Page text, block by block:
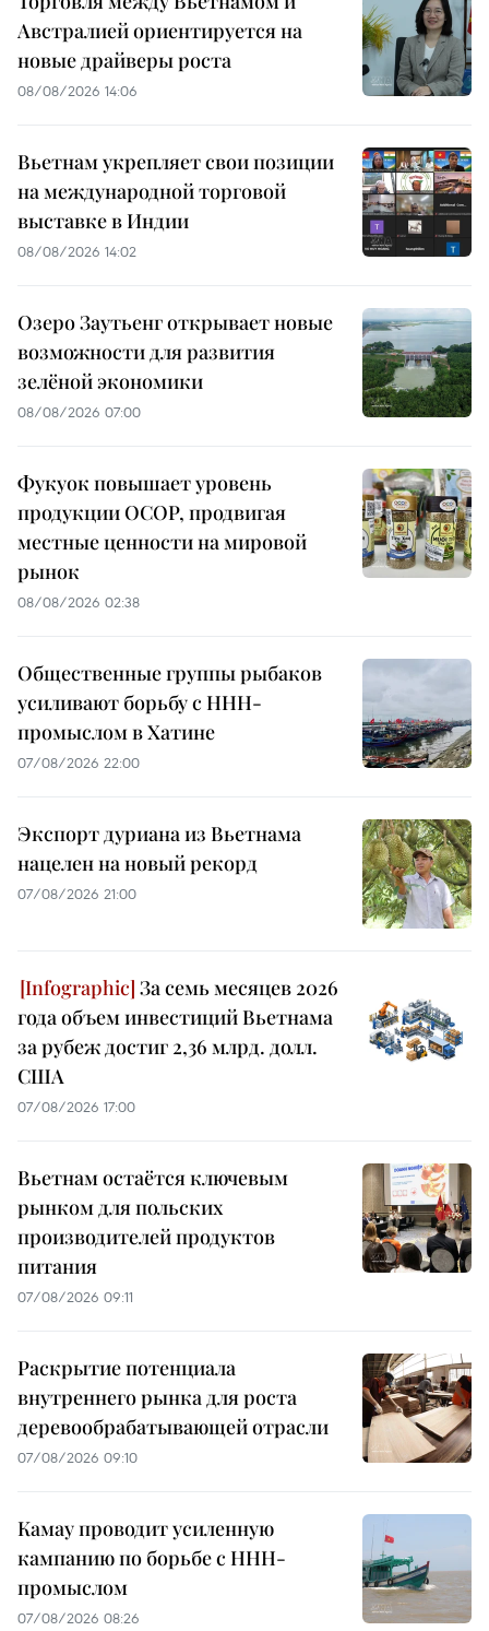
Австралией ориентируется на
новые драйверы роста
08/08/2026 14:06
Вьетнам укрепляет свои позиции
на международной торговой
выставке в Индии
08/08/2026 14:02
Озеро Заутьенг открывает новые
возможности для развития
зелёной экономики
08/08/2026 07:00
Фукуок повышает уровень
продукции OCOP, продвигая
местные ценности на мировой
рынок
08/08/2026 02:38
Общественные группы рыбаков
усиливают борьбу с ННН-
промыслом в Хатине
07/08/2026 22:00
Экспорт дуриана из Вьетнама
нацелен на новый рекорд
07/08/2026 21:00
За семь месяцев 2026
года объем инвестиций Вьетнама
за рубеж достиг 2,36 млрд. долл.
США
07/08/2026 17:00
Вьетнам остаётся ключевым
рынком для польских
производителей продуктов
питания
07/08/2026 09:11
Раскрытие потенциала
внутреннего рынка для роста
деревообрабатывающей отрасли
07/08/2026 09:10
Камау проводит усиленную
кампанию по борьбе с ННН-
промыслом
07/08/2026 08:26